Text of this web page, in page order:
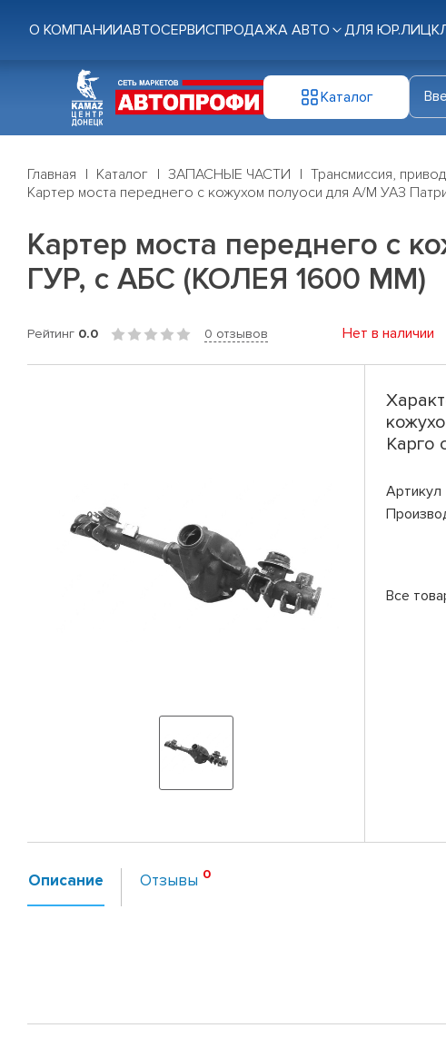
О КОМПАНИИАВТОСЕРВИСПРОДАЖА АВТО ДЛЯ ЮР.ЛИЦ
Каталог
Главная Каталог ЗАПАСНЫЕ ЧАСТИ Трансмиссия,
Картер моста переднего с кожухом полуоси для А/М УАЗ
Картер моста переднего с
ГУР, с АБС (КОЛЕЯ 1600 ММ)
Рейтинг 0.0 0 отзывов Нет в наличии
Карго
Артикул
Все
Описание Отзывы